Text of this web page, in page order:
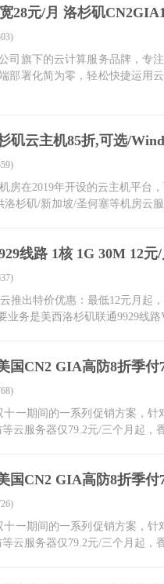
28元/月 洛杉矶
司旗下的云计算服务品牌，专
部署化简为零，轻松快捷运用
矶云主机85折,可选/
房在2019年开设的云主机平台
杉矶/新加坡/圣何塞等机房云
线路 1核 1G 30M 12元
推出特价优惠：最低12元月起
业务是美西洛杉矶联通9929线
国CN2 GIA高防8折季付
十一期间的一系列促销方案，
云服务器仅79.2元/三个月起，
国CN2 GIA高防8折季付
十一期间的一系列促销方案，
云服务器仅79.2元/三个月起，